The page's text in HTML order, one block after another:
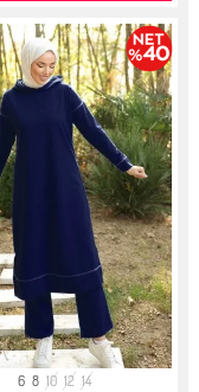
6 8 10 12 14